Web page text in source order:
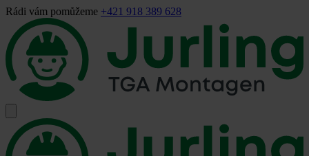
Rádi vám pomůžeme +421 918 389 628